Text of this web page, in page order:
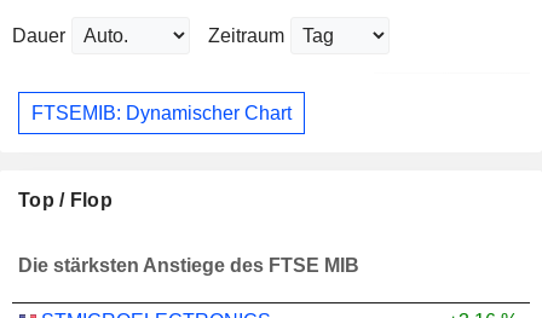
Dauer Zeitraum
FTSEMIB: Dynamischer Chart
Top / Flop
Die stärksten Anstiege des FTSE MIB